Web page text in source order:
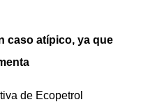
caso atípico, ya que
de Ecopetrol